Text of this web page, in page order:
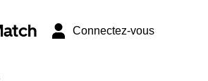
Connectez-vous